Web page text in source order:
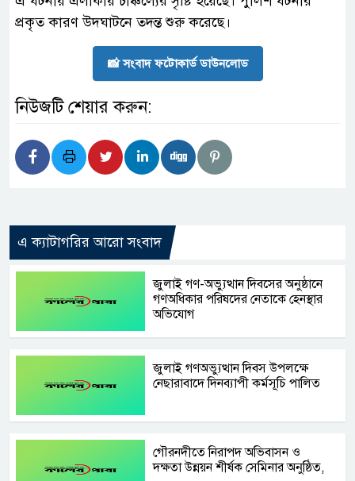
প্রকৃত কারণ উদঘাটনে তদন্ত শুরু করেছে।
📸 সংবাদ ফটোকার্ড ডাউনলোড
নিউজটি শেয়ার করুন:
এ ক্যাটাগরির আরো সংবাদ
জুলাই গণ-অভ্যুত্থান দিবসের অনুষ্ঠানে
গণঅধিকার পরিষদের নেতাকে হেনস্থার
অভিযোগ
জুলাই গণঅভ্যুত্থান দিবস উপলক্ষে
নেছারাবাদে দিনব্যাপী কর্মসূচি পালিত
গৌরনদীতে নিরাপদ অভিবাসন ও
দক্ষতা উন্নয়ন শীর্ষক সেমিনার অনুষ্ঠিত,